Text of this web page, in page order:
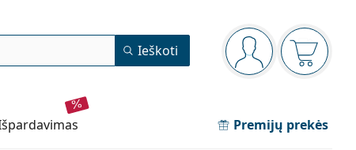
Navigacijos meniu
Jūs esatePirkinių
Ieškoti
išpardavimas Premijų prekės